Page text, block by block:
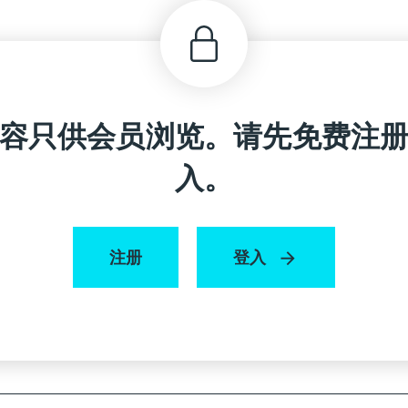
只供会员浏览。请先免费注
入。
注册 登入